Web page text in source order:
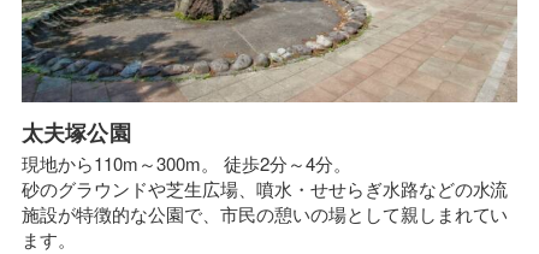
太夫塚公園
現地から110m～300m。 徒歩2分～4分。
砂のグラウンドや芝生広場、噴水・せせらぎ水路などの水流
施設が特徴的な公園で、市民の憩いの場として親しまれてい
ます。